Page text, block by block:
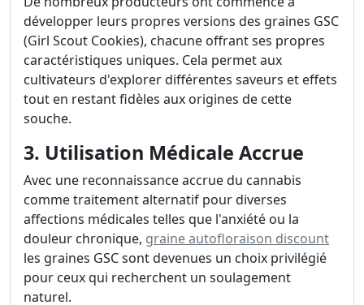
développer leurs propres versions des graines GSC
(Girl Scout Cookies), chacune offrant ses propres
caractéristiques uniques. Cela permet aux
cultivateurs d'explorer différentes saveurs et effets
tout en restant fidèles aux origines de cette
souche.
3. Utilisation Médicale Accrue
Avec une reconnaissance accrue du cannabis
comme traitement alternatif pour diverses
affections médicales telles que l'anxiété ou la
douleur chronique, graine autofloraison discount
les graines GSC sont devenues un choix privilégié
pour ceux qui recherchent un soulagement
naturel.